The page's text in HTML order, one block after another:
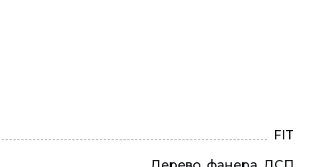
FIT